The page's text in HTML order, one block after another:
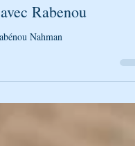
1 min de lecture
Rabenou
Nahman